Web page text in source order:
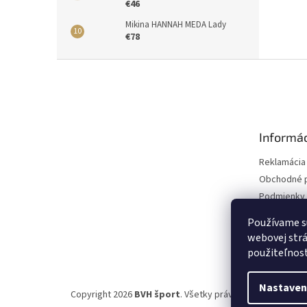
Používame
webovej
€46
Mikina HANNAH MEDA Lady
€78
Obchodné
Copyright 2026 BVH šport. Všetky práva vyhradené.